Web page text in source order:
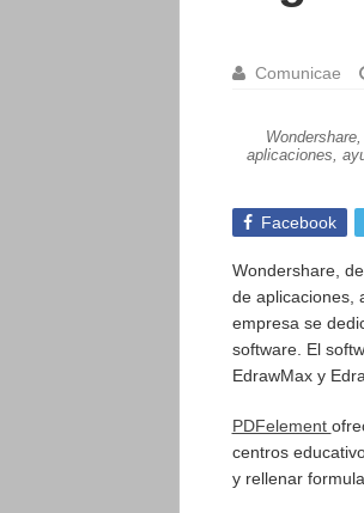
Comunicae
aplicaciones,
Facebook
Wondershare,
de aplicaciones,
empresa se
software. El
EdrawMax y
PDFelement
centros
y rellenar